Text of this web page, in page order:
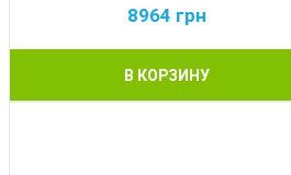
8964 грн
В КОРЗИНУ